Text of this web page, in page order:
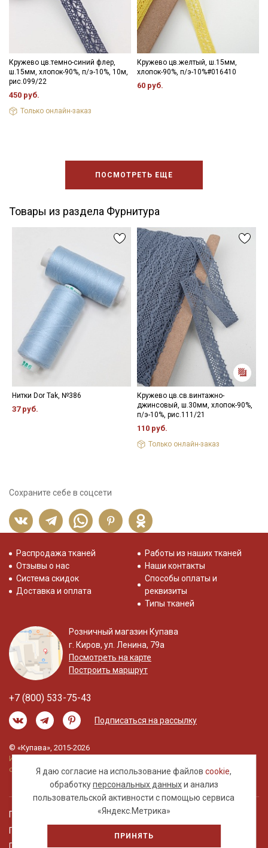
Кружево цв.темно-синий флер,
ш.15мм, хлопок-90%, п/э-10%, 10м,
рис.099/22
450 руб.
Только онлайн-заказ
Кружево цв.желтый, ш.15мм,
хлопок-90%, п/э-10%#016410
60 руб.
ПОСМОТРЕТЬ ЕЩЕ
Товары из раздела Фурнитура
Нитки Dor Tak, №386
37 руб.
Кружево цв.св.винтажно-
джинсовый, ш.30мм, хлопок-90%,
п/э-10%, рис.111/21
110 руб.
Только онлайн-заказ
Сохраните себе в соцсети
Я даю согласие на использование файловcookie,
обработкуперсональных данныхи анализ
пользовательской активности с помощью сервиса
«Яндекс.Метрика»
ПРИНЯТЬ
Распродажа тканей
Отзывы о нас
Система скидок
Доставка и оплата
Работы из наших тканей
Наши контакты
Способы оплаты и
реквизиты
Типы тканей
Розничный магазин Купава
г. Киров, ул. Ленина, 79а
Посмотреть на карте
Построить маршрут
+7 (800) 533-75-43
Подписаться на рассылку
© «Купава», 2015-2026
Информация на сайте не является публичной
офертой.
Правовая информация
Политика обработки персональных данных